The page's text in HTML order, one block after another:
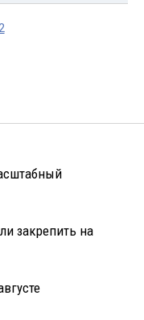
закрепить на